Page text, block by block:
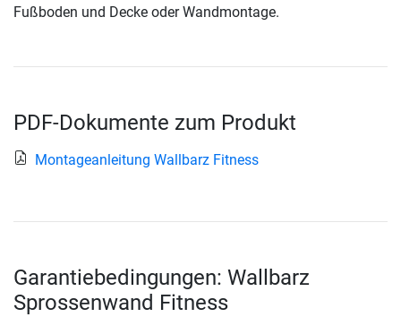
Fußboden und Decke oder Wandmontage.
PDF-Dokumente zum Produkt
Montageanleitung Wallbarz Fitness
Garantiebedingungen: Wallbarz
Sprossenwand Fitness